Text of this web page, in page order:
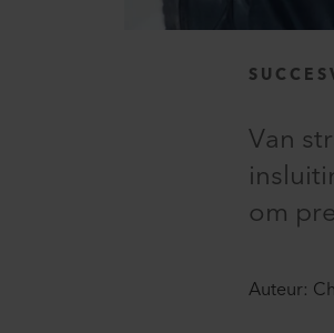
Van
om
Auteur: